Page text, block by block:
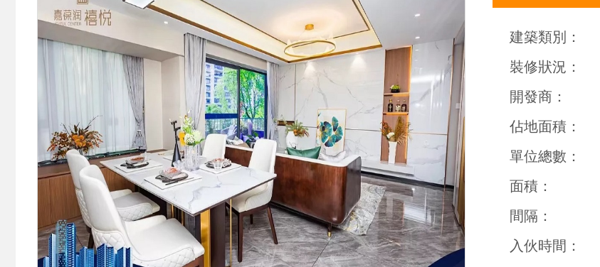
建築類別：
裝修狀況：
開發商：
佔地面積：
單位總數：
面積：
間隔：
入伙時間：